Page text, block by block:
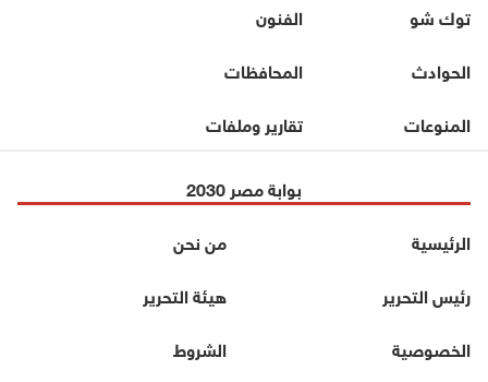
توك شو
الفنون
الحوادث
المحافظات
المنوعات
تقارير وملفات
بوابة مصر 2030
الرئيسية
من نحن
رئيس التحرير
هيئة التحرير
الخصوصية
الشروط